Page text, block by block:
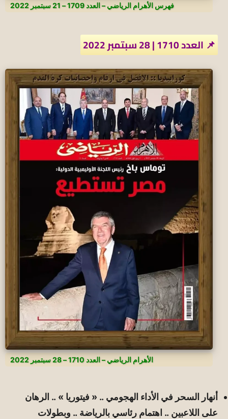
فهرس الأهرام الرياضي – العدد 1709 – 21 سبتمبر 2022
📌 العدد 1710 | 28 سبتمبر 2022
الأهرام الرياضي – العدد 1710 – 28 سبتمبر 2022
أنهار السحر في الأداء الهجومي .. « فيتوريا » .. الرهان
على اللاعبين .. اهتمام رئاسي بالرياضة .. وبطولات